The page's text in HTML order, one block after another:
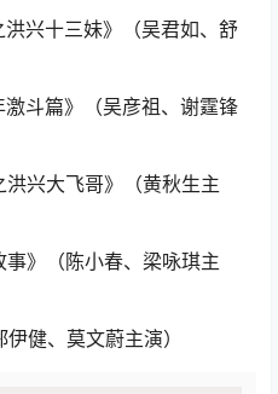
兴十三妹》（吴君如、舒
斗篇》（吴彦祖、谢霆锋
兴大飞哥》（黄秋生主
》（陈小春、梁咏琪主
健、莫文蔚主演）